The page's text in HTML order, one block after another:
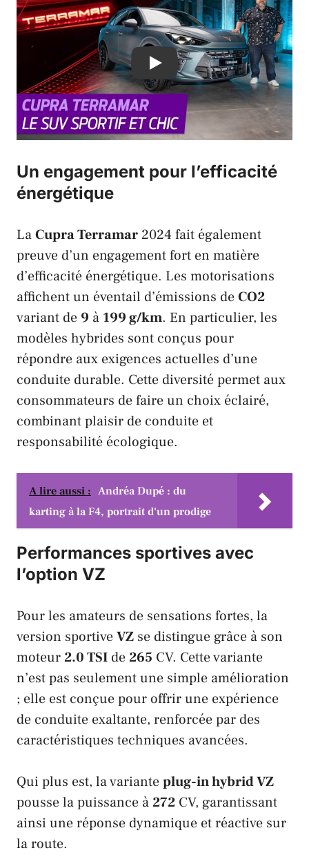
Play
Un engagement pour l’efficacité
énergétique
LaCupra Terramar 2024 fait également
preuve d’un engagement fort en matière
d’efficacité énergétique. Les motorisations
affichent un éventail d’émissions deCO2
variant de 9 à 199 g/km. En particulier, les
modèles hybrides sont conçus pour
répondre aux exigences actuelles d’une
conduite durable. Cette diversité permet aux
consommateurs de faire un choix éclairé,
combinant plaisir de conduite et
responsabilité écologique.
A lire aussi : Andréa Dupé : du
karting à la F4, portrait d'un prodige
Performances sportives avec
l’option VZ
Pour les amateurs de sensations fortes, la
version sportiveVZ se distingue grâce à son
moteur2.0 TSI de265 CV. Cette variante
n’est pas seulement une simple amélioration
; elle est conçue pour offrir une expérience
de conduite exaltante, renforcée par des
caractéristiques techniques avancées.
Qui plus est, la varianteplug-in hybrid VZ
pousse la puissance à272 CV, garantissant
ainsi une réponse dynamique et réactive sur
la route.